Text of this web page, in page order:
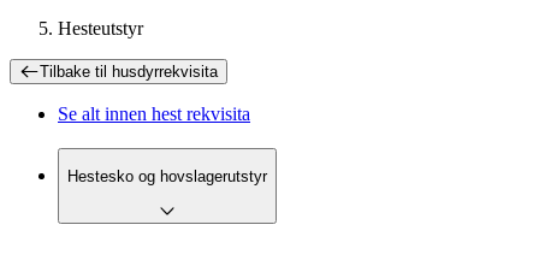
Hesteutstyr
Tilbake til husdyrrekvisita
Se alt innen hest rekvisita
Hestesko og hovslagerutstyr